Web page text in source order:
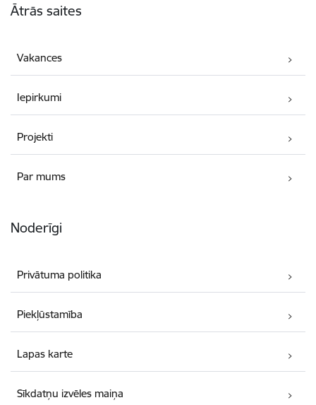
Ātrās saites
Vakances
Iepirkumi
Projekti
Par mums
Noderīgi
Privātuma politika
Piekļūstamība
Lapas karte
Sīkdatņu izvēles maiņa